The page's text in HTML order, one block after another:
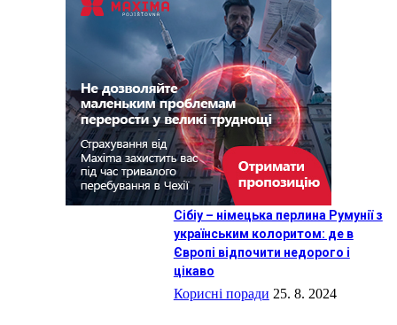
Сібіу – німецька перлина Румунії з
українським колоритом: де в
Європі відпочити недорого і
цікаво
Корисні поради 25. 8. 2024